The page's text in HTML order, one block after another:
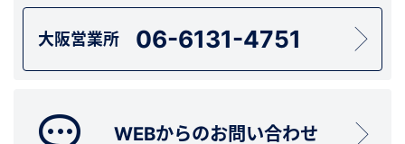
大阪営業所 06-6131-4751
WEBからのお問い合わせ